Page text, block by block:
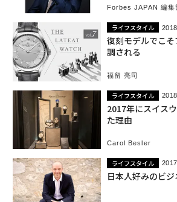
Forbes JAPAN 編集
ライフスタイル
復刻モデルでこ
調される
福留 亮司
ライフスタイル
2017年にスイス
た理由
Carol Besler
ライフスタイル
日本人好みのビ